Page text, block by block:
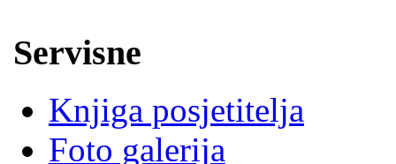
Servisne
Knjiga posjetitelja
Foto galerija